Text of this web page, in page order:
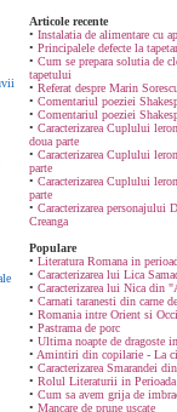
Articole recente
• Instalatia de alimentare cu
• Principalele defecte la
• Cum se prepara solutia de
tapetului
• Referat despre Marin
• Comentariul poeziei
• Comentariul poeziei
• Caracterizarea Cuplului
doua parte
• Caracterizarea Cuplului
parte
• Caracterizarea Cuplului
parte
• Caracterizarea personajului
Creanga
Populare
• Literatura Romana in
• Caracterizarea lui Lica
• Caracterizarea lui Nica din
• Carnati taranesti din carne
• Romania intre Orient si
• Pastrama de porc
• Ultima noapte de dragoste
• Amintiri din copilarie - La
• Caracterizarea Smarandei
• Rolul Literaturii in Perioada
• Cum sa avem grija de
• Mancare de prune uscate